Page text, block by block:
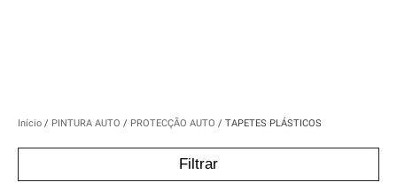
Início / PINTURA AUTO / PROTECÇÃO AUTO / TAPETES PLÁSTICOS
Filtrar